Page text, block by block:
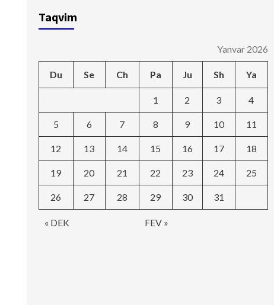
Taqvim
Yanvar 2026
Du Se Ch Pa Ju Sh Ya
« DEK FEV »
1 2 3 4
5 6 7 8 9 10 11
12 13 14 15 16 17 18
19 20 21 22 23 24 25
26 27 28 29 30 31